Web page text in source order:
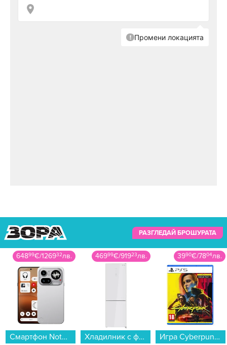
РАЗГЛЕДАЙ БРОШУРАТА
64899€/126932лв.
Смартфон Nothing Phone (4a) PRO 256/12 SILVER , 12 GB, 256 GB...
46999€/91923лв.
Хладилник с фризер Finlux FBN340W GLASS , 322 l, E , No Frost , Бяло стъкло...
3990€/7804лв.
Игра Cyberpunk 2077 Ultimate Edition (PS5)...